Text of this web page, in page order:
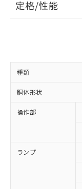
定格/性能
種類
胴体形状
操作部
ランプ